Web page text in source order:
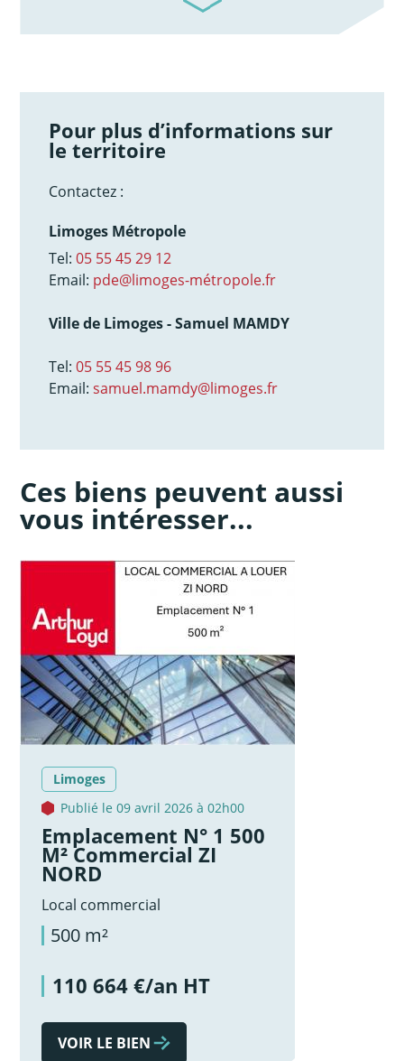
Pour plus d’informations sur
le territoire
Contactez :
Limoges Métropole
Tel:05 55 45 29 12
Email: pde@limoges-métropole.fr
Ville de Limoges - Samuel MAMDY
Tel:05 55 45 98 96
Email:samuel.mamdy@limoges.fr
Ces biens peuvent aussi
vous intéresser...
Limoges
Publié le 09 avril 2026 à 02h00
Emplacement N° 1 500
M² Commercial ZI
NORD
Local commercial
500 m²
110 664 €/an HT
VOIR LE BIEN